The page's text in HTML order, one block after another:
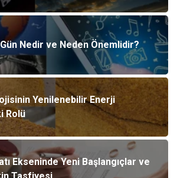
Nedir ve Neden Önemlidir?
Yenilenebilir Enerji
Rolü
Ekseninde Yeni Başlangıçlar ve